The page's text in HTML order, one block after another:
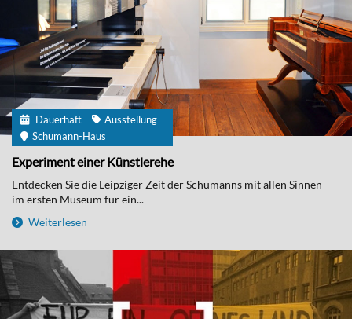
Dauerhaft
Ausstellung
Schumann-Haus
Experiment einer Künstlerehe
Entdecken Sie die Leipziger Zeit der Schumanns mit allen Sinnen –
im ersten Museum für ein...
Weiterlesen